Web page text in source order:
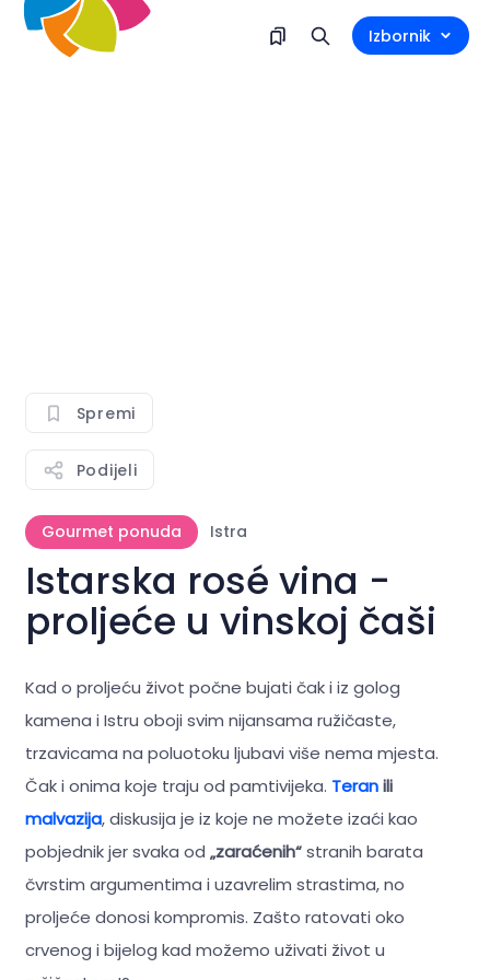
Izbornik
Spremi
Podijeli
Gourmet ponuda Istra
Istarska rosé vina -
proljeće u vinskoj čaši
Kad o proljeću život počne bujati čak i iz golog
kamena i Istru oboji svim nijansama ružičaste,
trzavicama na poluotoku ljubavi više nema mjesta.
Čak i onima koje traju od pamtivijeka. Teranili
malvazija, diskusija je iz koje ne možete izaći kao
pobjednik jer svaka od „zaraćenih“stranih barata
čvrstim argumentima i uzavrelim strastima, no
proljeće donosi kompromis. Zašto ratovati oko
crvenog i bijelog kad možemo uživati život u